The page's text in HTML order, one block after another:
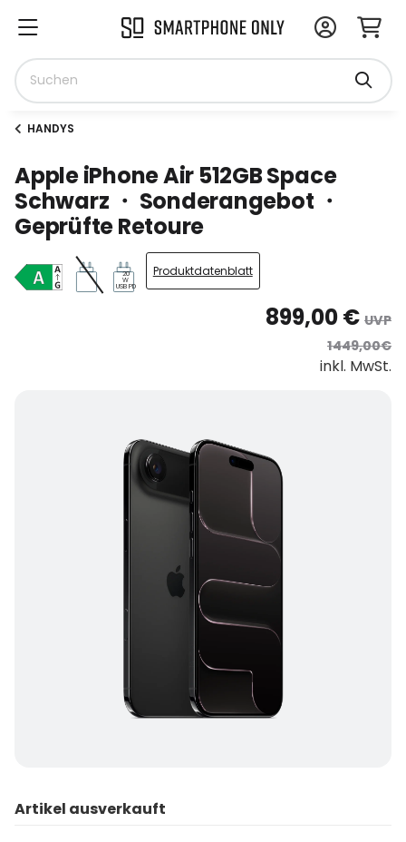
HANDYS
Apple iPhone Air 512GB Space
Schwarz ・ Sonderangebot ・
Geprüfte Retoure
20
W
USB PD
Produktdatenblatt
899,00 € UVP
1449,00€
inkl. MwSt.
Artikel ausverkauft